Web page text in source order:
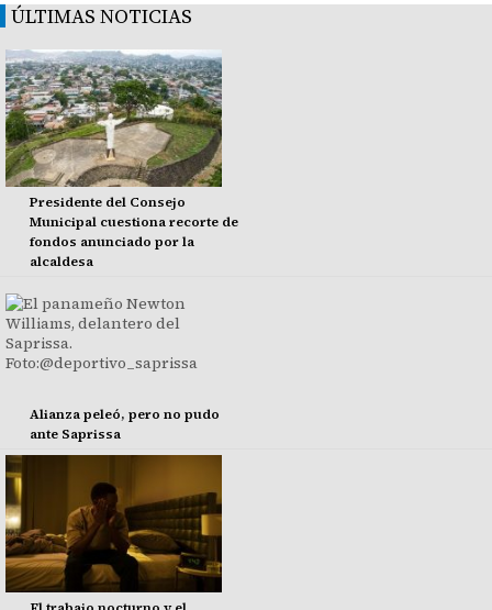
ÚLTIMAS NOTICIAS
Presidente del Consejo
Municipal cuestiona recorte de
fondos anunciado por la
alcaldesa
Alianza peleó, pero no pudo
ante Saprissa